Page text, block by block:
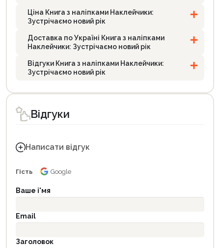
Ціна Книга з наліпками Наклейчики:
Зустрічаємо новий рік
Доставка по Україні Книга з наліпками
Наклейчики: Зустрічаємо новий рік
Відгуки Книга з наліпками Наклейчики:
Зустрічаємо новий рік
Відгуки
Написати відгук
Гість Google
Ваше і'мя
Email
Заголовок